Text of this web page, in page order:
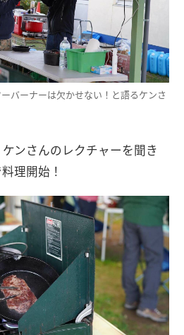
バーナーは欠かせない！と語るケンさ
ンさんのレクチャーを聞き
理開始！